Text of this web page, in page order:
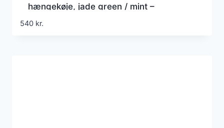
hængekøje, jade green / mint –
Hængekøje
540 kr.